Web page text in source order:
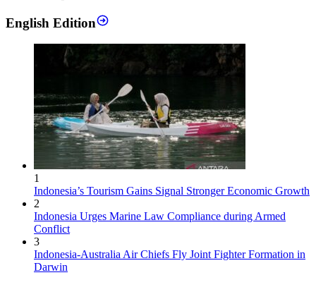
English Edition
1
Indonesia’s Tourism Gains Signal Stronger Economic Growth
2
Indonesia Urges Marine Law Compliance during Armed
Conflict
3
Indonesia-Australia Air Chiefs Fly Joint Fighter Formation in
Darwin